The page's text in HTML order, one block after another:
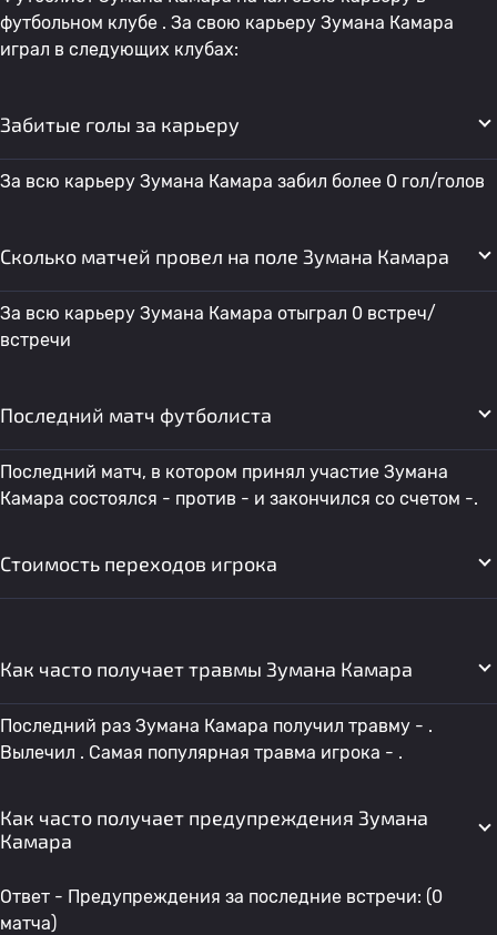
футбольном клубе . За свою карьеру Зумана Камара
играл в следующих клубах:
Забитые голы за карьеру
За всю карьеру Зумана Камара забил более 0 гол/голов
Сколько матчей провел на поле Зумана Камара
За всю карьеру Зумана Камара отыграл 0 встреч/
встречи
Последний матч футболиста
Последний матч, в котором принял участие Зумана
Камара состоялся - против - и закончился со счетом -.
Стоимость переходов игрока
Как часто получает травмы Зумана Камара
Последний раз Зумана Камара получил травму - .
Вылечил . Самая популярная травма игрока - .
Как часто получает предупреждения Зумана
Камара
Ответ - Предупреждения за последние встречи: (0
матча)